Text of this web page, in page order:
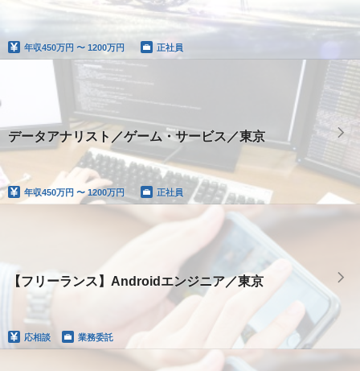
年収450万円 〜 1200万円 正社員
データアナリスト／ゲーム・サービス／東京
年収450万円 〜 1200万円 正社員
【フリーランス】Androidエンジニア／東京
応相談 業務委託